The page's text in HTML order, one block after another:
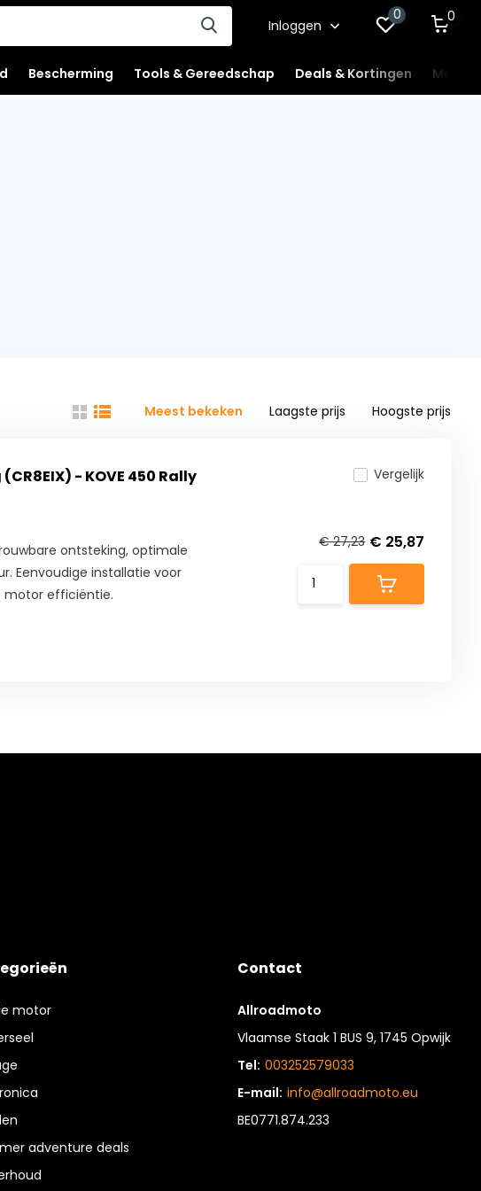
Inloggen
0 0
Bescherming Tools & Gereedschap Deals & Kortingen
Meest bekeken Laagste prijs Hoogste prijs
- KOVE 450 Rally
ontsteking, optimale
Eenvoudige installatie voor
motor efficiëntie.
Vergelijk
€ 27,23 € 25,87
motor
adventure deals
Contact
Allroadmoto
Vlaamse Staak 1 BUS 9, 1745 Opwijk
Tel: 003252579033
E-mail: info@allroadmoto.eu
BE0771.874.233